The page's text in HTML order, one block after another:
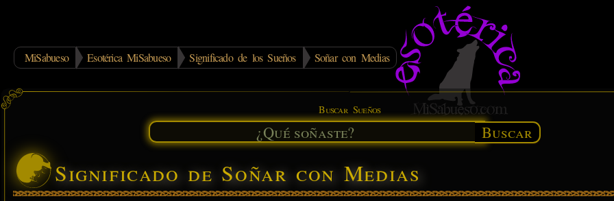
MiSabueso Esotérica MiSabueso Significado de los Sueños Soñar con Medias
Buscar Sueños
Buscar
Significado de Soñar con Medias